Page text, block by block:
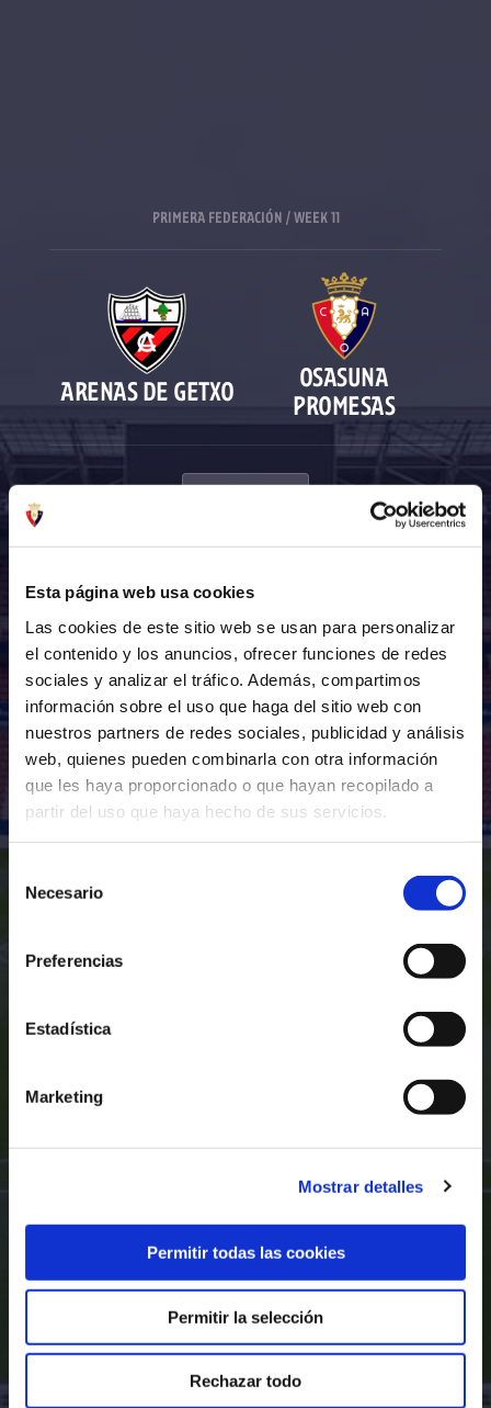
Esta página web usa cookies
Las cookies de este sitio web se usan para personalizar
el contenido y los anuncios, ofrecer funciones de redes
sociales y analizar el tráfico. Además, compartimos
información sobre el uso que haga del sitio web con
nuestros partners de redes sociales, publicidad y análisis
web, quienes pueden combinarla con otra información
que les haya proporcionado o que hayan recopilado a
partir del uso que haya hecho de sus servicios.
Necesario
Preferencias
Estadística
Marketing
Mostrar detalles
Permitir todas las cookies
Permitir la selección
Rechazar todo
PRIMERA FEDERACIÓN / WEEK 11
ARENAS DE GETXO
OSASUNA
PROMESAS
MUNICIPAL DE GOBELA , LUIS LOPEZ OSES KALEA, 1, 48930 GETXO, BIZKAIA